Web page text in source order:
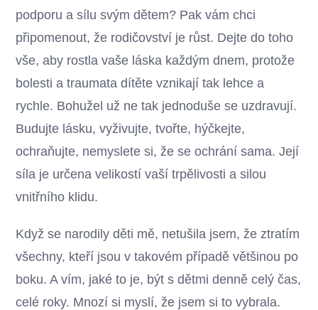
podporu a sílu svým dětem? Pak vám chci
připomenout, že rodičovství je růst. Dejte do toho
vše, aby rostla vaše láska každým dnem, protože
bolesti a traumata dítěte vznikají tak lehce a
rychle. Bohužel už ne tak jednoduše se uzdravují.
Budujte lásku, vyživujte, tvořte, hýčkejte,
ochraňujte, nemyslete si, že se ochrání sama. Její
síla je určena velikostí vaší trpělivosti a silou
vnitřního klidu.
Když se narodily děti mě, netušila jsem, že ztratím
všechny, kteří jsou v takovém případě většinou po
boku. A vím, jaké to je, být s dětmi denně celý čas,
celé roky. Mnozí si myslí, že jsem si to vybrala.